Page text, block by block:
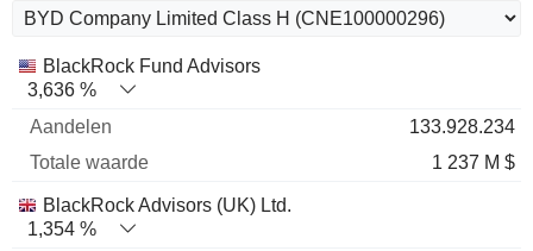
Naam Aandelen
Totale
BlackRock Fund Advisors
3,636 %
133.928.234
1 237 M $
BlackRock Advisors (UK) Ltd.
1,354 %